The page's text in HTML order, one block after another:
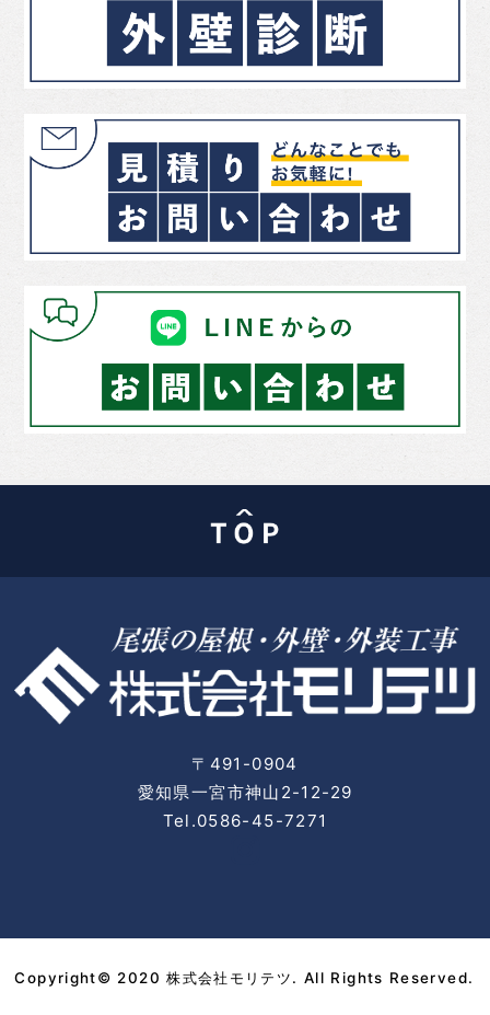
〒491-0904
愛知県一宮市神山2-12-29
Tel.0586-45-7271
Copyright© 2020 株式会社モリテツ. All Rights Reserved.